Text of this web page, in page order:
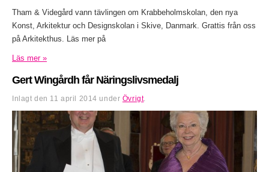
Tham & Videgård vann tävlingen om Krabbeholmskolan, den nya
Konst, Arkitektur och Designskolan i Skive, Danmark. Grattis från oss
på Arkitekthus. Läs mer på
Läs mer »
Gert Wingårdh får Näringslivsmedalj
Inlagt den 11 april 2014 under Övrigt.